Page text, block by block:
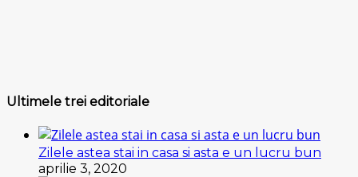
Ultimele trei editoriale
Zilele astea stai in casa si asta e un lucru bun
aprilie 3, 2020